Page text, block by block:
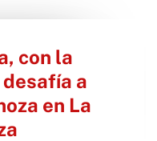
con la
a
en La